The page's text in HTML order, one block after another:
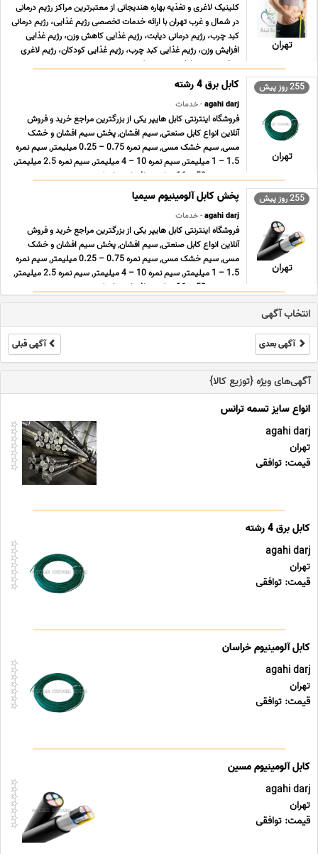
تهران
کلینیک لاغری و تغذیه بهاره هندیجانی از معتبرترین مراکز رژیم درمانی
در شمال و غرب تهران با ارائه خدمات تخصصی رژیم غذایی، رژیم درمانی
کبد چرب، رژیم درمانی دیابت، رژیم غذایی کاهش وزن، رژیم غذایی
افزایش وزن، رژیم غذایی کبد چرب، رژیم غذایی کودکان، رژیم لاغری
موضعی، رژیم لاغری سریع شکم ... ...
255 روز پیش
تهران
کابل برق 4 رشته
agahi darj- خدمات
فروشگاه اینترنتی کابل هایپر یکی از بزرگترین مراجع خرید و فروش
آنلاین انواع کابل صنعتی, سیم افشان, پخش سیم افشان و خشک
مسی, سیم خشک مسی, سیم نمره 0.75 – 0.25 میلیمتر, سیم نمره
1.5 – 1 میلیمتر, سیم نمره 10 – 4 میلیمتر, سیم نمره 2.5 میلیمتر,
سیم نمره 50 – 16 میلیمتر افشان و خشک زمین ... ...
255 روز پیش
تهران
پخش کابل آلومینیوم سیمیا
agahi darj- خدمات
فروشگاه اینترنتی کابل هایپر یکی از بزرگترین مراجع خرید و فروش
آنلاین انواع کابل صنعتی, سیم افشان, پخش سیم افشان و خشک
مسی, سیم خشک مسی, سیم نمره 0.75 – 0.25 میلیمتر, سیم نمره
1.5 – 1 میلیمتر, سیم نمره 10 – 4 میلیمتر, سیم نمره 2.5 میلیمتر,
سیم نمره 50 – 16 میلیمتر افشان و خشک زمین ... ...
انتخاب آگهی
آگهی بعدی آگهی قبلی
آگهی‌های ویژه {توزیع کالا}
agahi darj
تهران
قیمت: توافقی
کابل برق 4 رشته
agahi darj
تهران
قیمت: توافقی
کابل آلومینیوم خراسان
agahi darj
تهران
قیمت: توافقی
کابل آلومینیوم مسین
agahi darj
تهران
قیمت: توافقی